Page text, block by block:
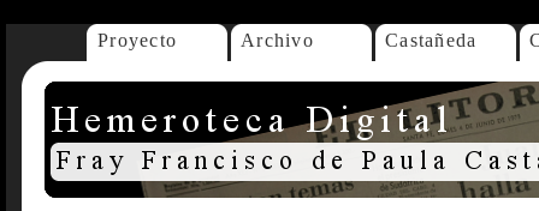
Proyecto Archivo Castañeda